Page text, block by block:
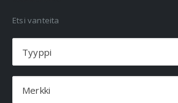
Etsi vanteita
Tyyppi
Merkki